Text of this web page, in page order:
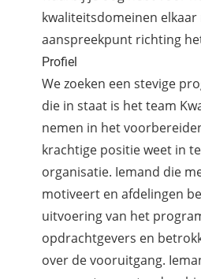
kwaliteitsdomeinen elkaar
aanspreekpunt richting
Profiel
We zoeken een stevige
die in staat is het team
nemen in het
krachtige positie weet in
organisatie. Iemand die
motiveert en afdelingen
uitvoering van het
opdrachtgevers en
over de vooruitgang.